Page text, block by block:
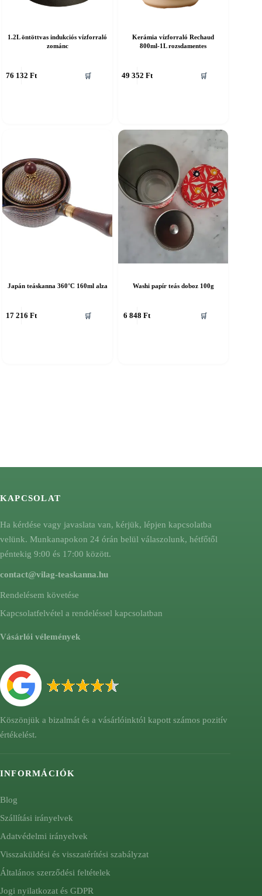
1.2L öntöttvas indukciós vízforraló
zománc
76 132 Ft 🛒
Kerámia vízforraló Rechaud
800ml-1L rozsdamentes
49 352 Ft 🛒
Japán teáskanna 360°C 160ml alza
17 216 Ft 🛒
Washi papír teás doboz 100g
6 848Ft 🛒
KAPCSOLAT
Ha kérdése vagy javaslata van, kérjük, lépjen kapcsolatba
velünk. Munkanapokon 24 órán belül válaszolunk, hétfőtől
péntekig 9:00 és 17:00 között.
contact@vilag-teaskanna.hu
Rendelésem követése
Kapcsolatfelvétel a rendeléssel kapcsolatban
Vásárlói vélemények
Köszönjük a bizalmát és a vásárlóinktól kapott számos pozitív
értékelést.
INFORMÁCIÓK
Blog
Szállítási irányelvek
Adatvédelmi irányelvek
Visszaküldési és visszatérítési szabályzat
Általános szerződési feltételek
Jogi nyilatkozat és GDPR